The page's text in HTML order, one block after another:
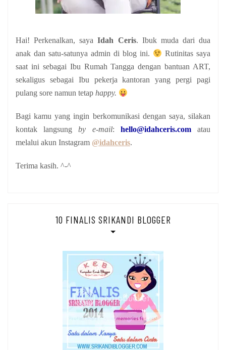
Hai! Perkenalkan, sayaIdah Ceris. Ibuk muda dari dua
anak dan satu-satunya admin di blog ini.
Rutinitas saya
saat ini sebagai Ibu Rumah Tangga dengan bantuan ART,
sekaligus sebagai Ibu pekerja kantoran yang pergi pagi
pulang sore namun tetap happy.
Bagi kamu yang ingin berkomunikasi dengan saya, silakan
kontak langsungby e-mail: hello@idahceris.com
atau
melalui akun Instagram @idahceris.
Terima kasih. ^-^
10 FINALIS SRIKANDI BLOGGER